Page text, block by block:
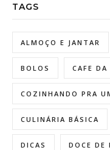
TAGS
ALMOÇO E JANTAR
BOLOS CAFE DA
COZINHANDO PRA
CULINÁRIA BÁSICA
DICAS DOCE DE